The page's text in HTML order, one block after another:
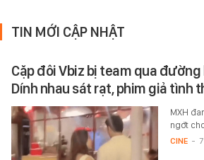
TIN MỚI CẬP NHẬT
Cặp đôi Vbiz bị team qua đường
Dính nhau sát rạt, phim giả tình
MXH
ngớt
CINE -